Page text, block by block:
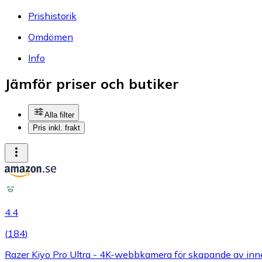
Prishistorik
Omdömen
Info
Jämför priser och butiker
Alla filter
Pris inkl. frakt
4.4
(184)
Razer Kiyo Pro Ultra - 4K-webbkamera för skapande av